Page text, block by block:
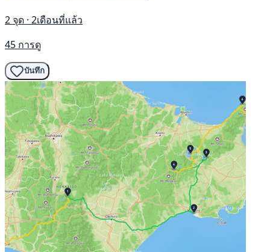
2 จุด · 2เดือนที่แล้ว
45 การดู
บันทึก